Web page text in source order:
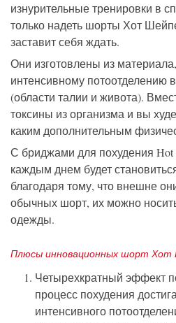
изнурительныетренировки в
только надеть шорты Хот
заставитсебя ждать.
Они изготовлены из материала,
интенсивному потоотделению в
(области талии и живота).
токсины изорганизма и вы
каким дополнительным
С бриджами для похудения Hot
каждым днем будет
благодаря тому, что внешне
обычных шорт, их можно
одежды.
Плюсы инновационных шорт Хот
Четырехкратный эффект
процесс похудения
интенсивного